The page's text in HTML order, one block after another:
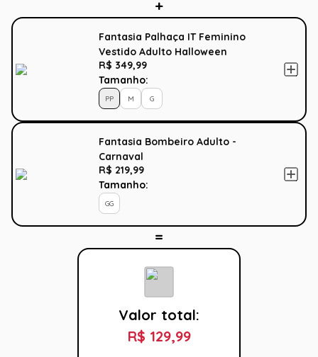
Fantasia Palhaça IT Feminino
Vestido Adulto Halloween
R$ 349,99
Tamanho:
PP M G
Fantasia Bombeiro Adulto -
Carnaval
R$ 219,99
Tamanho:
GG
Valor total:
R$ 129,99